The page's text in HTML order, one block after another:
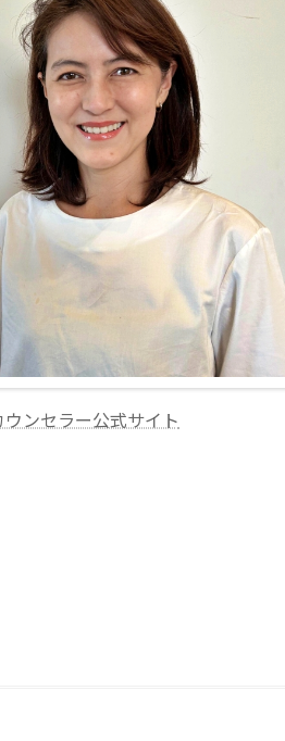
ンセラー公式サイト